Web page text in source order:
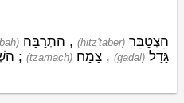
(hitz'taber) הִצְטַבֵּר , הִתְרַבָּה
(gadal) גָּדַל ,
(tzamach) צָמַח ;